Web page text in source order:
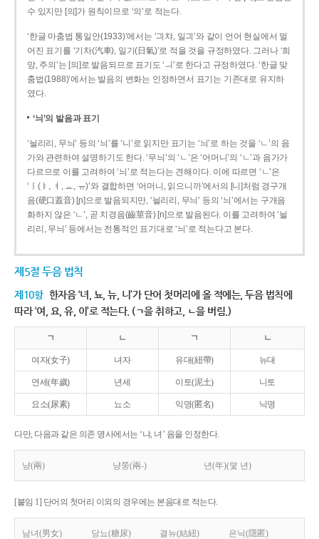
수 있지만 [의]가 원칙이므로 ‘의’로 적는다.
‘한글 마춤법 통일안(1933)’에서는 ‘긔챠, 일긔’와 같이 언어 현실에서 멀
어진 표기를 ‘기차(汽車), 일기(日氣)’로 적을 것을 규정하였다. 그러나 ‘희
망, 주의’는 [의]로 발음되므로 표기도 ‘ㅢ’로 한다고 규정하였다. ‘한글 맞
춤법(1988)’에서는 발음의 변화는 인정하면서 표기는 기존대로 유지하
였다.
‘늬’의 발음과 표기
‘늴리리, 무늬’ 등의 ‘늬’를 ‘니’로 읽지만 표기는 ‘늬’로 하는 것을 ‘ㄴ’의 음
가와 관련하여 설명하기도 한다. ‘무늬’의 ‘ㄴ’은 ‘어머니’의 ‘ㄴ’과 음가가
다르므로 이를 고려하여 ‘늬’로 적는다는 견해이다. 이에 따르면 ‘ㄴ’은
‘ㅣ(ㅑ, ㅕ, ㅛ, ㅠ)’와 결합하면 ‘어머니, 읽으니까’에서의 [니]처럼 경구개
음(硬口蓋音) [ɲ]으로 발음되지만, ‘늴리리, 무늬’ 등의 ‘늬’에서는 구개음
화하지 않은 ‘ㄴ’, 곧 치경음(齒莖音) [n]으로 발음된다. 이를 고려하여 ‘늴
리리, 무늬’ 등에서는 전통적인 표기대로 ‘늬’로 적는다고 본다.
제5절 두음 법칙
제10항 한자음 ‘녀, 뇨, 뉴, 니’가 단어 첫머리에 올 적에는, 두음 법칙에
따라 ‘여, 요, 유, 이’로 적는다. (ㄱ을 취하고, ㄴ을 버림.)
ㄱ ㄴ ㄱ ㄴ
여자(女子) 녀자 유대(紐帶) 뉴대
연세(年歲) 년세 이토(泥土) 니토
요소(尿素) 뇨소 익명(匿名) 닉명
다만, 다음과 같은 의존 명사에서는 ‘냐, 녀’ 음을 인정한다.
냥(兩) 냥쭝(兩-) 년(年)(몇 년)
[붙임 1] 단어의 첫머리 이외의 경우에는 본음대로 적는다.
남녀(男女) 당뇨(糖尿) 결뉴(結紐) 은닉(隱匿)